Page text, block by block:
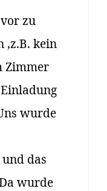
zu
,z.B. kein
Zimmer
wurde
das
wurde